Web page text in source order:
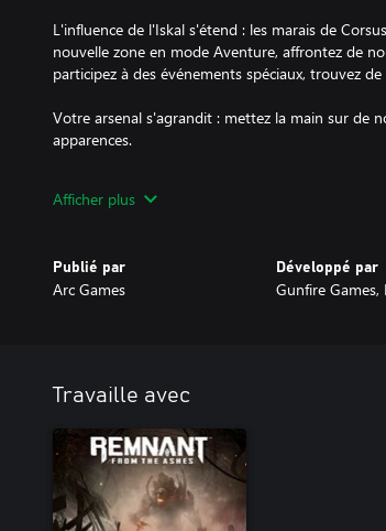
L'influence de l'Iskal s'étend : les marais de
nouvelle zone en mode Aventure, affrontez de
participez à des événements spéciaux, trouvez
Votre arsenal s'agrandit : mettez la main sur de
apparences.
campagne en mode Difficile ou Cauchemar, les
Afficher plus
Publié par
Arc Games
Développé par
Gunfire Games,
Travaille avec